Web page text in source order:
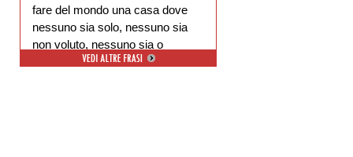
fare del mondo una casa dove
nessuno sia solo, nessuno sia
non voluto, nessuno sia o